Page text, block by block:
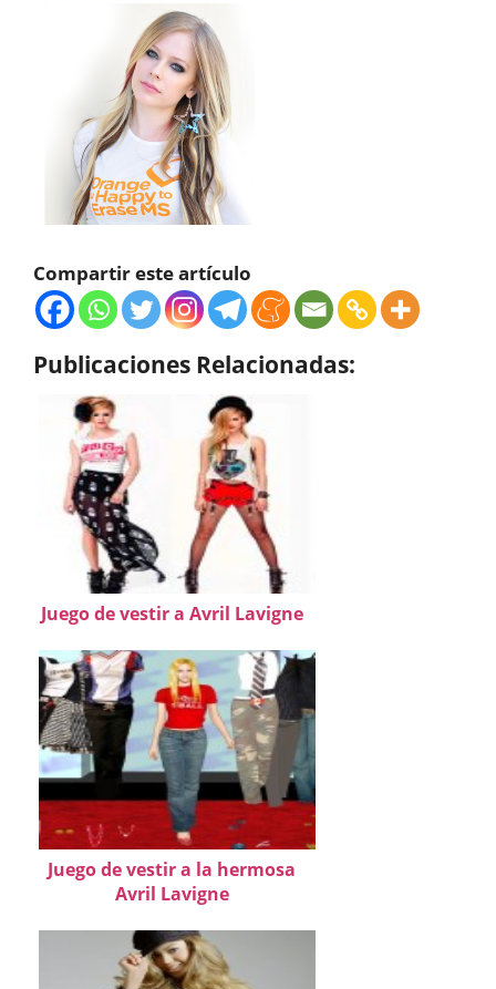
Compartir este artículo
Publicaciones Relacionadas:
Juego de vestir a Avril Lavigne
Juego de vestir a la hermosa
Avril Lavigne